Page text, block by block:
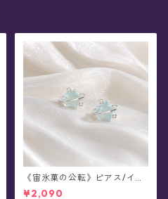
《宙氷菓の公転》ピアス/イヤ
リング
¥2,090